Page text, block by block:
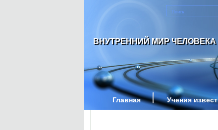
ВНУТРЕННИЙ МИР ЧЕЛОВЕКА
Главная Учения